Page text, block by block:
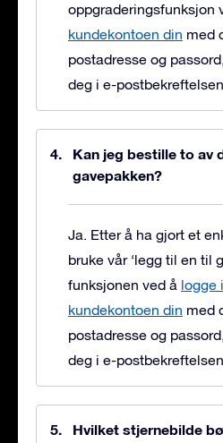
oppgraderingsfunksjon
kundekontoen din med
postadresse og
deg i e-
Kan jeg bestille to av
gavepakken?
Ja. Etter å ha gjort et
bruke vår ‘legg til en til
funksjonen ved å logge
kundekontoen din med
postadresse og
deg i e-
Hvilket stjernebilde